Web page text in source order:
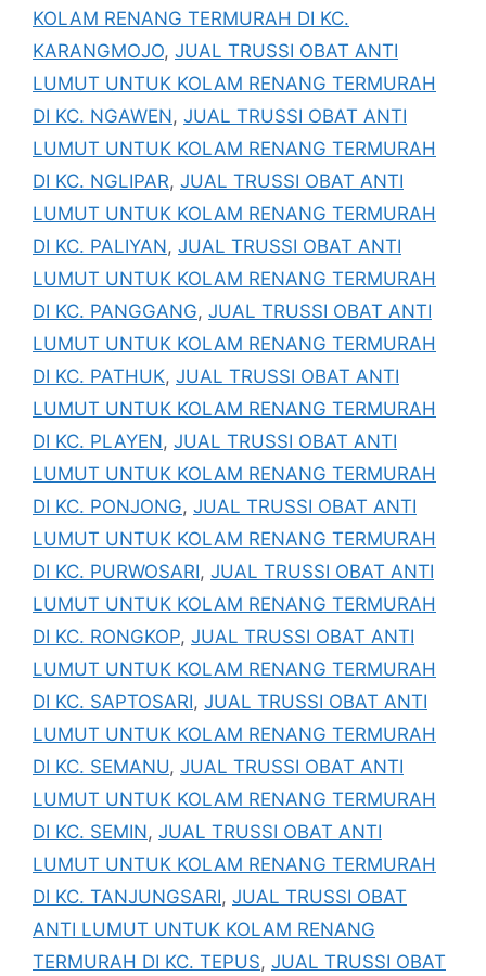
KOLAM RENANG TERMURAH DI KC.
KARANGMOJO, JUAL TRUSSI OBAT ANTI
LUMUT UNTUK KOLAM RENANG TERMURAH
DI KC. NGAWEN, JUAL TRUSSI OBAT ANTI
LUMUT UNTUK KOLAM RENANG TERMURAH
DI KC. NGLIPAR, JUAL TRUSSI OBAT ANTI
LUMUT UNTUK KOLAM RENANG TERMURAH
DI KC. PALIYAN, JUAL TRUSSI OBAT ANTI
LUMUT UNTUK KOLAM RENANG TERMURAH
DI KC. PANGGANG, JUAL TRUSSI OBAT ANTI
LUMUT UNTUK KOLAM RENANG TERMURAH
DI KC. PATHUK, JUAL TRUSSI OBAT ANTI
LUMUT UNTUK KOLAM RENANG TERMURAH
DI KC. PLAYEN, JUAL TRUSSI OBAT ANTI
LUMUT UNTUK KOLAM RENANG TERMURAH
DI KC. PONJONG, JUAL TRUSSI OBAT ANTI
LUMUT UNTUK KOLAM RENANG TERMURAH
DI KC. PURWOSARI, JUAL TRUSSI OBAT ANTI
LUMUT UNTUK KOLAM RENANG TERMURAH
DI KC. RONGKOP, JUAL TRUSSI OBAT ANTI
LUMUT UNTUK KOLAM RENANG TERMURAH
DI KC. SAPTOSARI, JUAL TRUSSI OBAT ANTI
LUMUT UNTUK KOLAM RENANG TERMURAH
DI KC. SEMANU, JUAL TRUSSI OBAT ANTI
LUMUT UNTUK KOLAM RENANG TERMURAH
DI KC. SEMIN, JUAL TRUSSI OBAT ANTI
LUMUT UNTUK KOLAM RENANG TERMURAH
DI KC. TANJUNGSARI, JUAL TRUSSI OBAT
ANTI LUMUT UNTUK KOLAM RENANG
TERMURAH DI KC. TEPUS, JUAL TRUSSI OBAT